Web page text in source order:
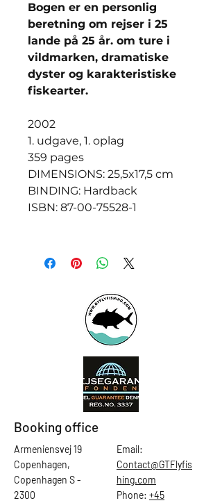
Bogen er en personlig
beretning om rejser i 25
lande på 25 år. om ture i
vildmarken, dramatiske
dyster og karakteristiske
fiskearter.
2002
1. udgave, 1. oplag
359 pages
DIMENSIONS: 25,5x17,5 cm
BINDING: Hardback
ISBN: 87-00-75528-1
Booking office
Armeniensvej 19
Copenhagen,
Copenhagen S -
2300
Email:
Contact@GTFlyfis
hing.com
Phone: +45